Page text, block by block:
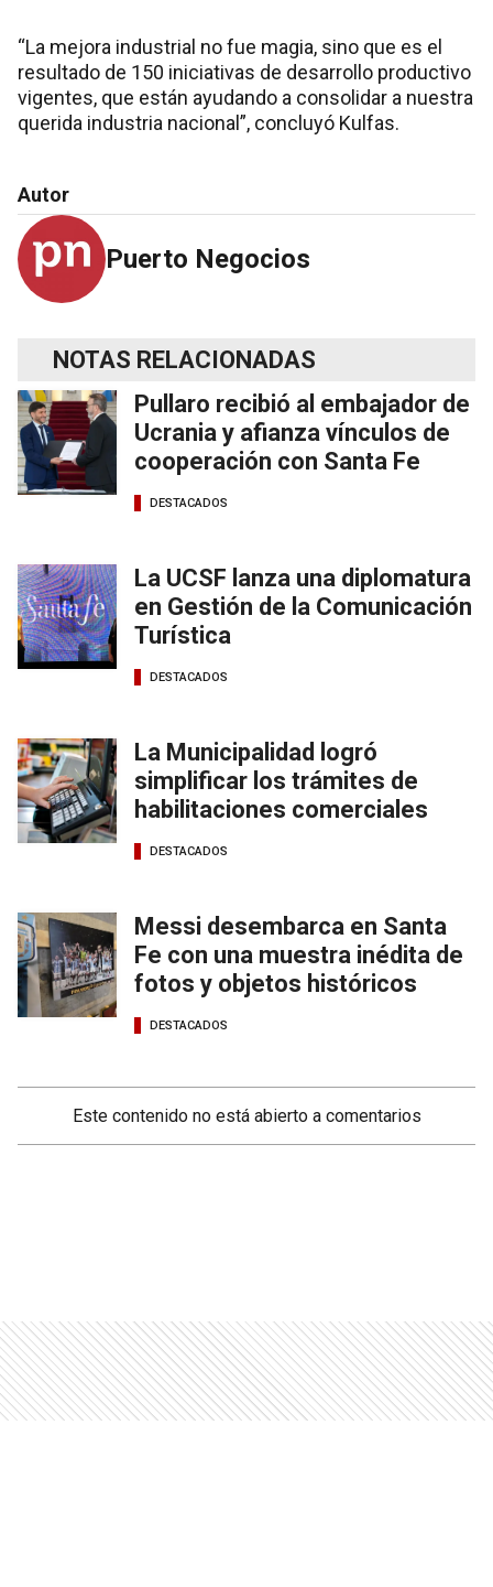
“La mejora industrial no fue magia, sino que es el
resultado de 150 iniciativas de desarrollo productivo
vigentes, que están ayudando a consolidar a nuestra
querida industria nacional”, concluyó Kulfas.
Autor
Puerto Negocios
NOTAS RELACIONADAS
Pullaro recibió al embajador de
Ucrania y afianza vínculos de
cooperación con Santa Fe
DESTACADOS
La UCSF lanza una diplomatura
en Gestión de la Comunicación
Turística
DESTACADOS
La Municipalidad logró
simplificar los trámites de
habilitaciones comerciales
DESTACADOS
Messi desembarca en Santa
Fe con una muestra inédita de
fotos y objetos históricos
DESTACADOS
Este contenido no está abierto a comentarios